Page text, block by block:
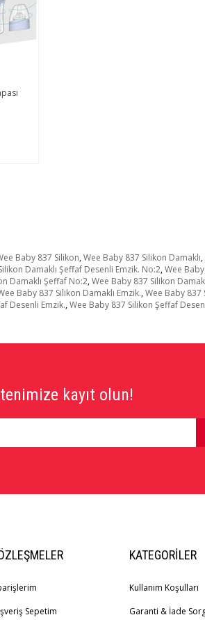
Baby 837 Silikon,Wee Baby 837 Silikon Damaklı,
Damaklı Şeffaf Desenli Emzik. No:2,Wee
Damaklı Şeffaf No:2,Wee Baby 837 Silikon
Baby 837 Silikon Damaklı Emzik.,Wee Baby 837
Desenli Emzik.,Wee Baby 837 Silikon Şeffaf
kayıt olun!
Sepetim
KATEGORILER
Kullanım Koşulları
Garanti & İade